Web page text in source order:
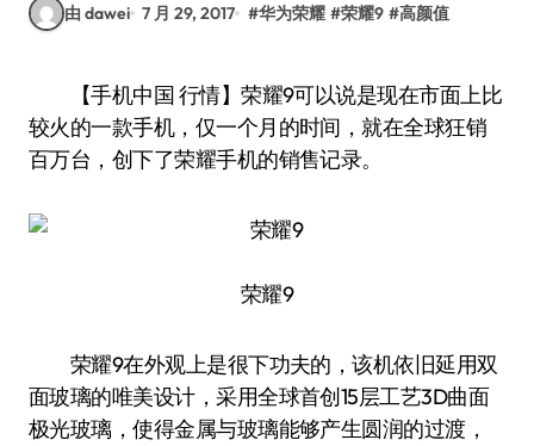
由 dawei 7 月 29, 2017 #华为荣耀 #荣耀9 #高颜值
【手机中国 行情】荣耀9可以说是现在市面上比
较火的一款手机，仅一个月的时间，就在全球狂销
百万台，创下了荣耀手机的销售记录。
荣耀9
荣耀9在外观上是很下功夫的，该机依旧延用双
面玻璃的唯美设计，采用全球首创15层工艺3D曲面
极光玻璃，使得金属与玻璃能够产生圆润的过渡，